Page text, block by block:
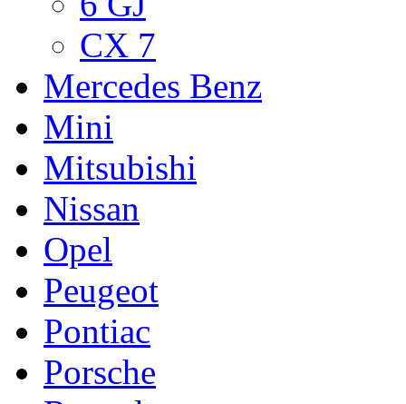
CX 7
Mercedes Benz
Mini
Mitsubishi
Nissan
Opel
Peugeot
Pontiac
Porsche